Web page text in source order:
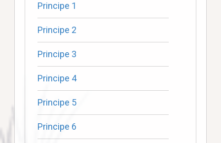
Principe 1
Principe 2
Principe 3
Principe 4
Principe 5
Principe 6